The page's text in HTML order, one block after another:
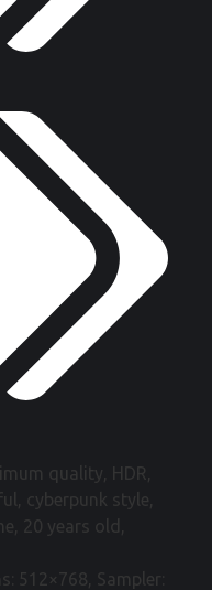
quality, HDR,
cyberpunk style,
20 years old,
512×768, Sampler: